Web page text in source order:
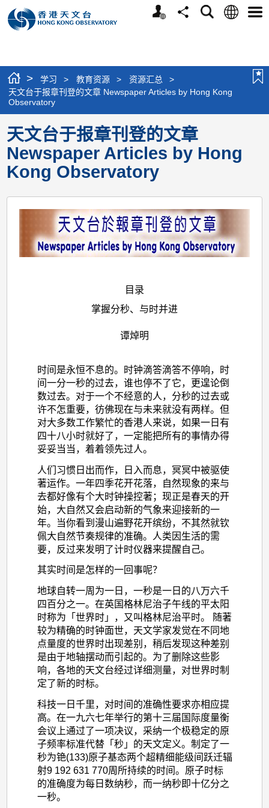
个
分
搜
语
选
> 学习 > 教育资源 > 资源汇总
>
天文台于报章刊登的文章 Newspaper Articles by Hong Kong
Observatory
天文台于报章刊登的文章
Newspaper Articles by Hong
Kong Observatory
目录
掌握分秒、与时并进
谭焯明
时间是永恒不息的。时钟滴答滴答不停响，时
间一分一秒的过去，谁也停不了它，更遑论倒
数过去。对于一个不经意的人，分秒的过去或
许不怎重要，彷佛现在与未来就没有两样。但
对大多数工作繁忙的香港人来说，如果一日有
四十八小时就好了，一定能把所有的事情办得
妥妥当当，着着领先过人。
人们习惯日出而作，日入而息，冥冥中被驱使
著运作。一年四季花开花落，自然现象的来与
去都好像有个大时钟操控著；现正是春天的开
始，大自然又会启动新的气象来迎接新的一
年。当你看到漫山遍野花开缤纷，不其然就钦
佩大自然节奏规律的准确。人类因生活的需
要，反过来发明了计时仪器来提醒自己。
其实时间是怎样的一回事呢？
地球自转一周为一日，一秒是一日的八万六千
四百分之一。在英国格林尼治子午线的平太阳
时称为「世界时」，又叫格林尼治平时。 随著
较为精确的时钟面世，天文学家发觉在不同地
点量度的世界时出现差别，稍后发现这种差别
是由于地轴摆动而引起的。为了删除这些影
响，各地的天文台经过详细测量，对世界时制
定了新的时标。
科技一日千里，对时间的准确性要求亦相应提
高。在一九六七年举行的第十三届国际度量衡
会议上通过了一项决议，采纳一个极稳定的原
子频率标准代替「秒」的天文定义。制定了一
秒为铯(133)原子基态两个超精细能级间跃迁辐
射9 192 631 770周所持续的时间。原子时标
的准确度为每日数纳秒，而一纳秒即十亿分之
一秒。